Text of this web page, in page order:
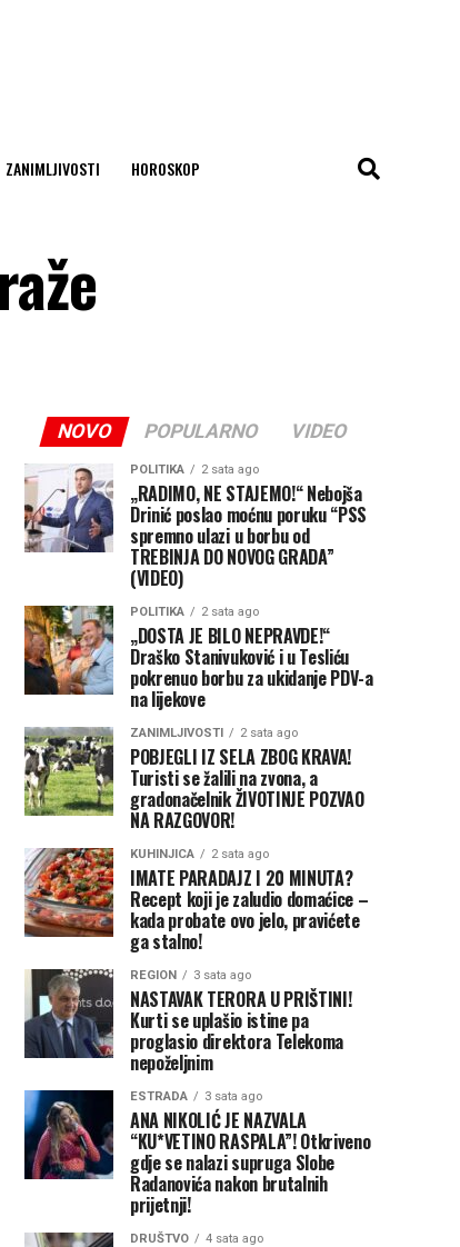
ZANIMLJIVOSTI HOROSKOP
NOVO POPULARNO VIDEO
POLITIKA 2 sata ago
„RADIMO, NE STAJEMO!“ Nebojša
Drinić poslao moćnu poruku “PSS
spremno ulazi u borbu od
TREBINJA DO NOVOG GRADA”
(VIDEO)
POLITIKA 2 sata ago
„DOSTA JE BILO NEPRAVDE!“
Draško Stanivuković i u Tesliću
pokrenuo borbu za ukidanje PDV-a
na lijekove
ZANIMLJIVOSTI 2 sata ago
POBJEGLI IZ SELA ZBOG KRAVA!
Turisti se žalili na zvona, a
gradonačelnik ŽIVOTINJE POZVAO
NA RAZGOVOR!
KUHINJICA 2 sata ago
IMATE PARADAJZ I 20 MINUTA?
Recept koji je zaludio domaćice –
kada probate ovo jelo, pravićete
ga stalno!
REGION 3 sata ago
NASTAVAK TERORA U PRIŠTINI!
Kurti se uplašio istine pa
proglasio direktora Telekoma
nepoželjnim
ESTRADA 3 sata ago
ANA NIKOLIĆ JE NAZVALA
“KU*VETINO RASPALA”! Otkriveno
gdje se nalazi supruga Slobe
Radanovića nakon brutalnih
prijetnji!
DRUŠTVO 4 sata ago